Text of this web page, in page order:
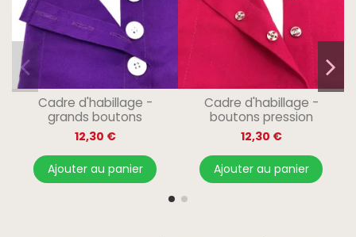
Cadre d'habillage -
grands boutons
12,30 €
Ajouter au panier
Cadre d'habillage -
boutons pression
12,30 €
Ajouter au panier